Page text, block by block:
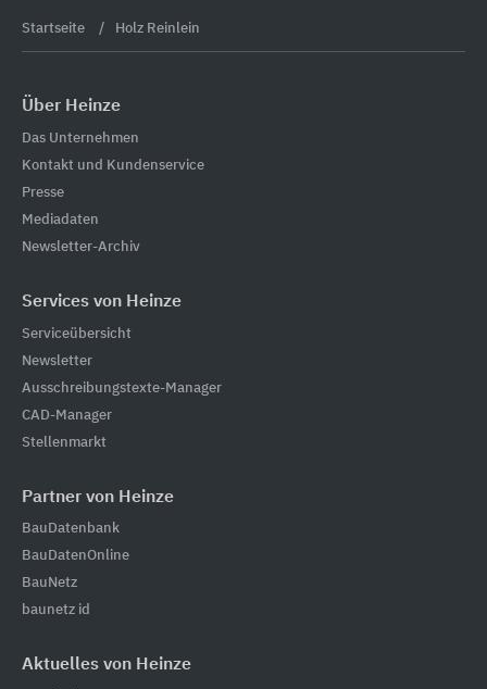
Startseite Holz Reinlein
Über Heinze
Das Unternehmen
Kontakt und Kundenservice
Presse
Mediadaten
Newsletter-Archiv
Services von Heinze
Serviceübersicht
Newsletter
Ausschreibungstexte-Manager
CAD-Manager
Stellenmarkt
Partner von Heinze
BauDatenbank
BauDatenOnline
BauNetz
baunetz id
Aktuelles von Heinze